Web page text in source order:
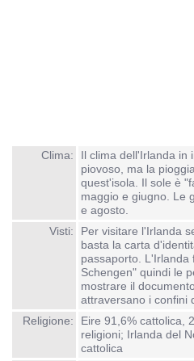
Clima:
Il clima dell'Irlanda in
piovoso, ma la
quest'isola. Il sole è
maggio e giugno. Le
e agosto.
Visti:
Per visitare l'Irlanda
basta la carta
passaporto. L'Irlanda
Schengen" quindi le
mostrare il
attraversano i confini
Religione:
Eire 91,6% cattolica,
religioni; Irlanda del
cattolica